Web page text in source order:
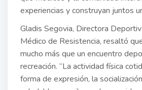
experiencias y construyan juntos
Gladis Segovia, Directora
Médico de Resistencia, resaltó
mucho más que un encuentro
recreación. “La actividad física
forma de expresión, la